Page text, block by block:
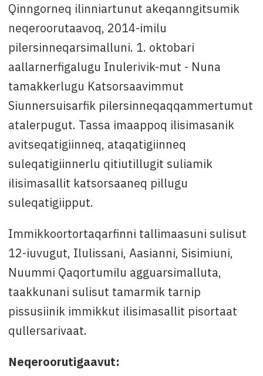
Qinngorneq ilinniartunut akeqanngitsumik
neqeroorutaavoq, 2014-imilu
pilersinneqarsimalluni. 1. oktobari
aallarnerfigalugu Inulerivik-mut - Nuna
tamakkerlugu Katsorsaavimmut
Siunnersuisarfik pilersinneqaqqammertumut
atalerpugut. Tassa imaappoq ilisimasanik
avitseqatigiinneq, ataqatigiinneq
suleqatigiinnerlu qitiutillugit suliamik
ilisimasallit katsorsaaneq pillugu
suleqatigiipput.
Immikkoortortaqarfinni tallimaasuni sulisut
12-iuvugut, Ilulissani, Aasianni, Sisimiuni,
Nuummi Qaqortumilu agguarsimalluta,
taakkunani sulisut tamarmik tarnip
pissusiinik immikkut ilisimasallit pisortaat
qullersarivaat.
Neqeroorutigaavut: